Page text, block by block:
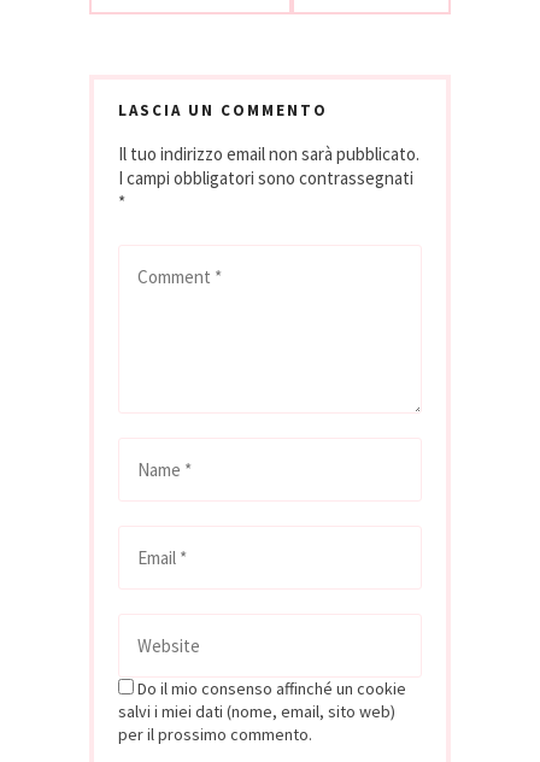
LASCIA UN COMMENTO
Il tuo indirizzo email non sarà pubblicato.
I campi obbligatori sono contrassegnati
*
Do il mio consenso affinché un cookie
salvi i miei dati (nome, email, sito web)
per il prossimo commento.